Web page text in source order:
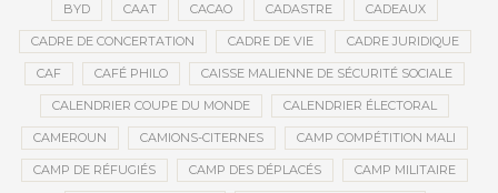
BYD CAAT CACAO CADASTRE CADEAUX
CADRE DE CONCERTATION CADRE DE VIE CADRE JURIDIQUE
CAF CAFÉ PHILO CAISSE MALIENNE DE SÉCURITÉ SOCIALE
CALENDRIER COUPE DU MONDE CALENDRIER ÉLECTORAL
CAMEROUN CAMIONS-CITERNES CAMP COMPÉTITION MALI
CAMP DE RÉFUGIÉS CAMP DES DÉPLACÉS CAMP MILITAIRE